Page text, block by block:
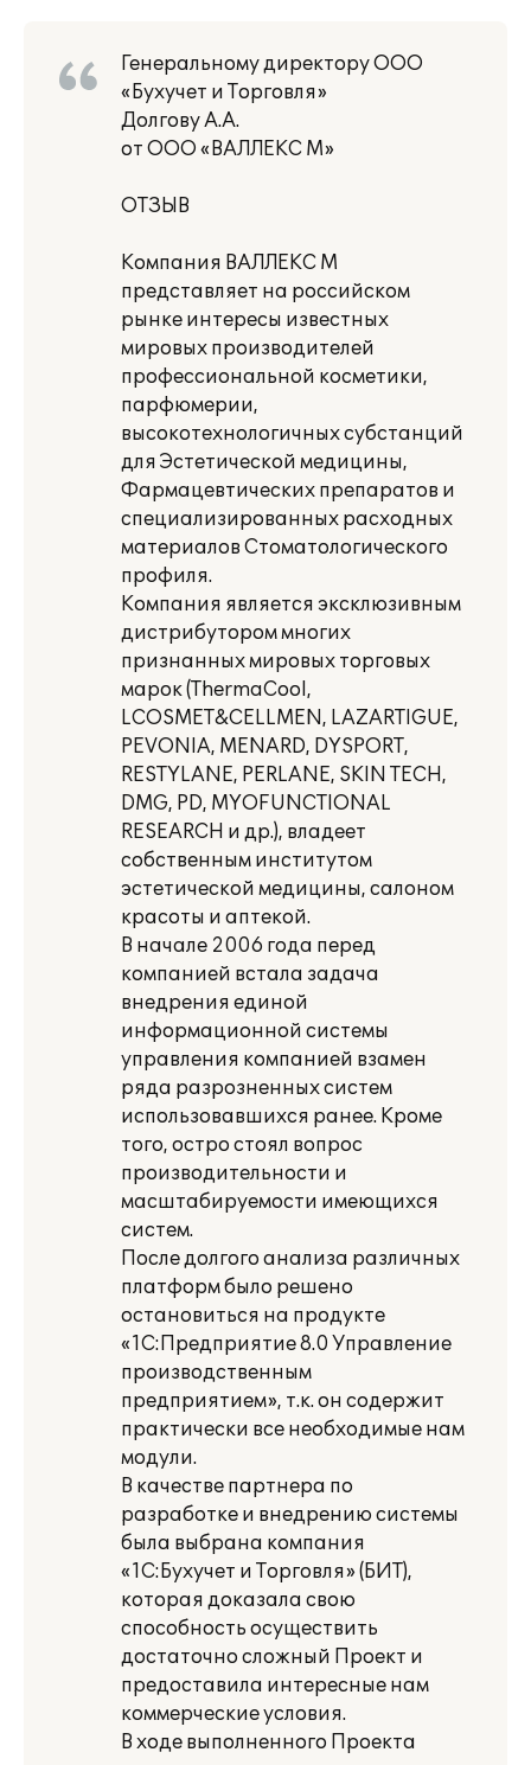
Генеральному директору ООО
«Бухучет и Торговля»
Долгову А.А.
от ООО «ВАЛЛЕКС М»
ОТЗЫВ
Компания ВАЛЛЕКС М
представляет на российском
рынке интересы известных
мировых производителей
профессиональной косметики,
парфюмерии,
высокотехнологичных субстанций
для Эстетической медицины,
Фармацевтических препаратов и
специализированных расходных
материалов Стоматологического
профиля.
Компания является эксклюзивным
дистрибутором многих
признанных мировых торговых
марок (ThermaCool,
LCOSMET&CELLMEN, LAZARTIGUE,
PEVONIA, MENARD, DYSPORT,
RESTYLANE, PERLANE, SKIN TECH,
DMG, PD, MYOFUNCTIONAL
RESEARCH и др.), владеет
собственным институтом
эстетической медицины, салоном
красоты и аптекой.
В начале 2006 года перед
компанией встала задача
внедрения единой
информационной системы
управления компанией взамен
ряда разрозненных систем
использовавшихся ранее. Кроме
того, остро стоял вопрос
производительности и
масштабируемости имеющихся
систем.
После долгого анализа различных
платформ было решено
остановиться на продукте
«1С:Предприятие 8.0 Управление
производственным
предприятием», т.к. он содержит
практически все необходимые нам
модули.
В качестве партнера по
разработке и внедрению системы
была выбрана компания
«1С:Бухучет и Торговля» (БИТ),
которая доказала свою
способность осуществить
достаточно сложный Проект и
предоставила интересные нам
коммерческие условия.
В ходе выполненного Проекта